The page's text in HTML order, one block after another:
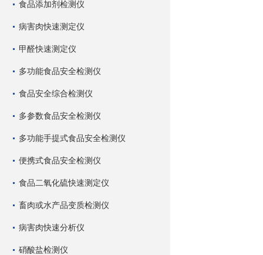
食品添加剂检测仪
病害肉快速测定仪
甲醛快速测定仪
多功能食品安全检测仪
食品安全综合检测仪
多参数食品安全检测仪
多功能手提式食品安全检测仪
便携式食品安全检测仪
食品二氧化硫快速测定仪
畜肉或水产品变质检测仪
病害肉快速分析仪
硝酸盐检测仪